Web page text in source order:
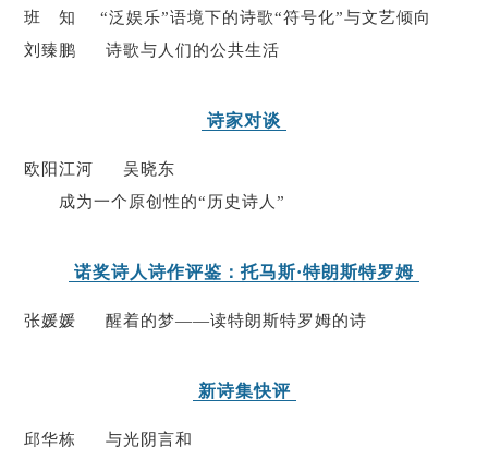
公告公示
专题专栏
班 知 “泛娱乐”语境下的诗歌“符号化”与文艺倾向
刘臻鹏 诗歌与人们的公共生活
诗家对谈
欧阳江河 吴晓东
成为一个原创性的“历史诗人”
诺奖诗人诗作评鉴：托马斯·特朗斯特罗姆
张媛媛 醒着的梦——读特朗斯特罗姆的诗
新诗集快评
邱华栋 与光阴言和